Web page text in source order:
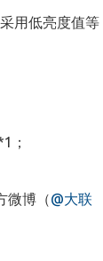
用低亮度值等
；
微博 （@大联